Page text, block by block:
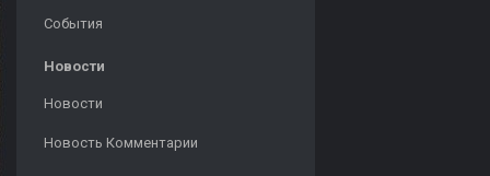
События
Новости
Новости
Новость Комментарии